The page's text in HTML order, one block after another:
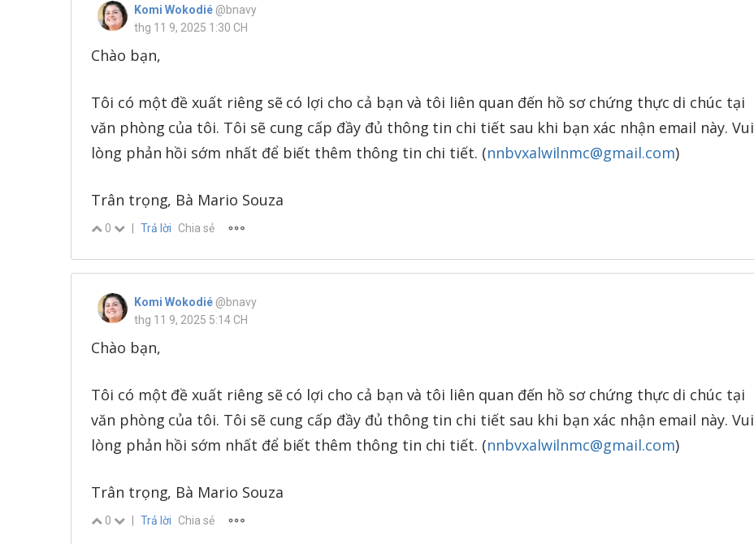
Komi Wokodié @bnavy
thg 11 9, 2025 1:30 CH
Chào bạn,
Tôi có một đề xuất riêng sẽ có lợi cho cả bạn và tôi liên quan đến hồ sơ chứng thực di chúc tại
văn phòng của tôi. Tôi sẽ cung cấp đầy đủ thông tin chi tiết sau khi bạn xác nhận email này. Vui
lòng phản hồi sớm nhất để biết thêm thông tin chi tiết. (nnbvxalwilnmc@gmail.com)
Trân trọng, Bà Mario Souza
0 | Trả lời Chia sẻ
Komi Wokodié @bnavy
thg 11 9, 2025 5:14 CH
Chào bạn,
Tôi có một đề xuất riêng sẽ có lợi cho cả bạn và tôi liên quan đến hồ sơ chứng thực di chúc tại
văn phòng của tôi. Tôi sẽ cung cấp đầy đủ thông tin chi tiết sau khi bạn xác nhận email này. Vui
lòng phản hồi sớm nhất để biết thêm thông tin chi tiết. (nnbvxalwilnmc@gmail.com)
Trân trọng, Bà Mario Souza
0 | Trả lời Chia sẻ